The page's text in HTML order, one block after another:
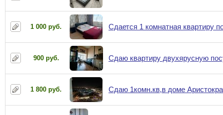
1 000 руб. Сдается 1 комнатная квартиру
900 руб. Сдаю квартиру двухярусную
1 800 руб. Сдаю 1комн.кв,в доме